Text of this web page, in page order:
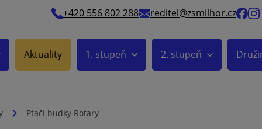
+420 556 802 288 reditel@zsmilhor.cz
Aktuality 1. stupeň 2. stupeň
Ptačí budky Rotary